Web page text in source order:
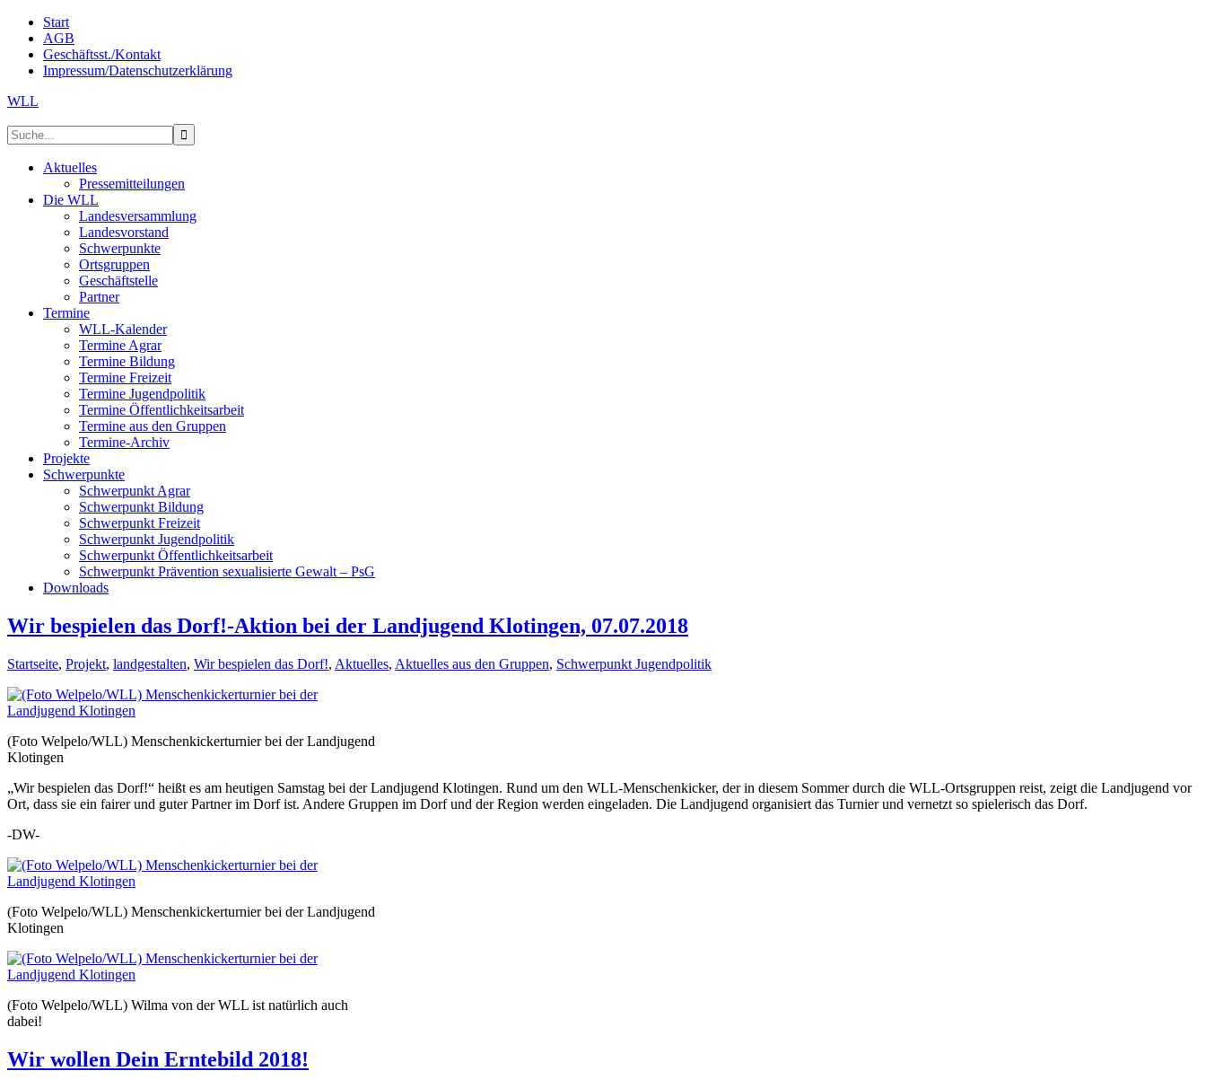
Start
AGB
Geschäftsst./Kontakt
Impressum/Datenschutzerklärung
WLL
Aktuelles
Pressemitteilungen
Die WLL
Landesversammlung
Landesvorstand
Schwerpunkte
Ortsgruppen
Geschäftstelle
Partner
Termine
WLL-Kalender
Termine Agrar
Termine Bildung
Termine Freizeit
Termine Jugendpolitik
Termine Öffentlichkeitsarbeit
Termine aus den Gruppen
Termine-Archiv
Projekte
Schwerpunkte
Schwerpunkt Agrar
Schwerpunkt Bildung
Schwerpunkt Freizeit
Schwerpunkt Jugendpolitik
Schwerpunkt Öffentlichkeitsarbeit
Schwerpunkt Prävention sexualisierte Gewalt – PsG
Downloads
Wir bespielen das Dorf!-Aktion bei der Landjugend Klotingen, 07.07.2018
Startseite, Projekt, landgestalten, Wir bespielen das Dorf!, Aktuelles, Aktuelles aus den Gruppen, Schwerpunkt Jugendpolitik
(Foto Welpelo/WLL) Menschenkickerturnier bei der Landjugend
Klotingen
„Wir bespielen das Dorf!“ heißt es am heutigen Samstag bei der Landjugend Klotingen. Rund um den WLL-Menschenkicker, der in diesem Sommer durch die WLL-Ortsgruppen reist, zeigt die Landjugend vor
Ort, dass sie ein fairer und guter Partner im Dorf ist. Andere Gruppen im Dorf und der Region werden eingeladen. Die Landjugend organisiert das Turnier und vernetzt so spielerisch das Dorf.
-DW-
(Foto Welpelo/WLL) Menschenkickerturnier bei der Landjugend
Klotingen
(Foto Welpelo/WLL) Wilma von der WLL ist natürlich auch
dabei!
Wir wollen Dein Erntebild 2018!